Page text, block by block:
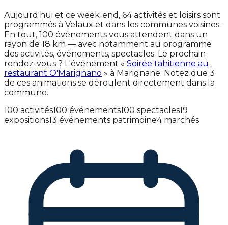
Aujourd'hui et ce week‑end, 64 activités et loisirs sont
programmés à Velaux et dans les communes voisines.
En tout, 100 événements vous attendent dans un
rayon de 18 km — avec notamment au programme
des activités, événements, spectacles. Le prochain
rendez-vous ? L'événement « Soirée tahitienne au
restaurant O'Marignano » à Marignane. Notez que 3
de ces animations se déroulent directement dans la
commune.
100 activités100 événements100 spectacles19
expositions13 événements patrimoine4 marchés